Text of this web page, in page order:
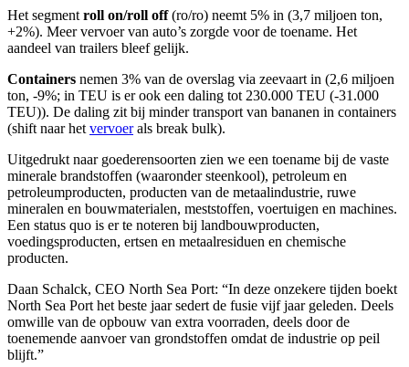
Het segment roll on/roll off(ro/ro) neemt 5% in (3,7 miljoen ton,
+2%). Meer vervoer van auto’s zorgde voor de toename. Het
aandeel van trailers bleef gelijk.
Containers nemen 3% van de overslag via zeevaart in (2,6 miljoen
ton, -9%; in TEU is er ook een daling tot 230.000 TEU (-31.000
TEU)). De daling zit bij minder transport van bananen in containers
(shift naar het vervoerals break bulk).
Uitgedrukt naar goederensoorten zien we een toename bij de vaste
minerale brandstoffen (waaronder steenkool), petroleum en
petroleumproducten, producten van de metaalindustrie, ruwe
mineralen en bouwmaterialen, meststoffen, voertuigen en machines.
Een status quo is er te noteren bij landbouwproducten,
voedingsproducten, ertsen en metaalresiduen en chemische
producten.
Daan Schalck, CEO North Sea Port: “In deze onzekere tijden boekt
North Sea Port het beste jaar sedert de fusie vijf jaar geleden. Deels
omwille van de opbouw van extra voorraden, deels door de
toenemende aanvoer van grondstoffen omdat de industrie op peil
blijft.”